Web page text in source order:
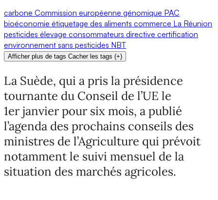
carbone Commission européenne génomique PAC
bioéconomie étiquetage des aliments commerce La Réunion
pesticides élevage consommateurs directive certification
environnement sans pesticides NBT
Afficher plus de tags Cacher les tags (+)
La Suède, qui a pris la présidence
tournante du Conseil de l’UE le
1er janvier pour six mois, a publié
l’agenda des prochains conseils des
ministres de l’Agriculture qui prévoit
notamment le suivi mensuel de la
situation des marchés agricoles.